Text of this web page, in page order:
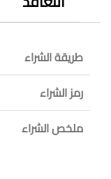
طريقة الشراء
رمز الشراء
ملخص الشراء